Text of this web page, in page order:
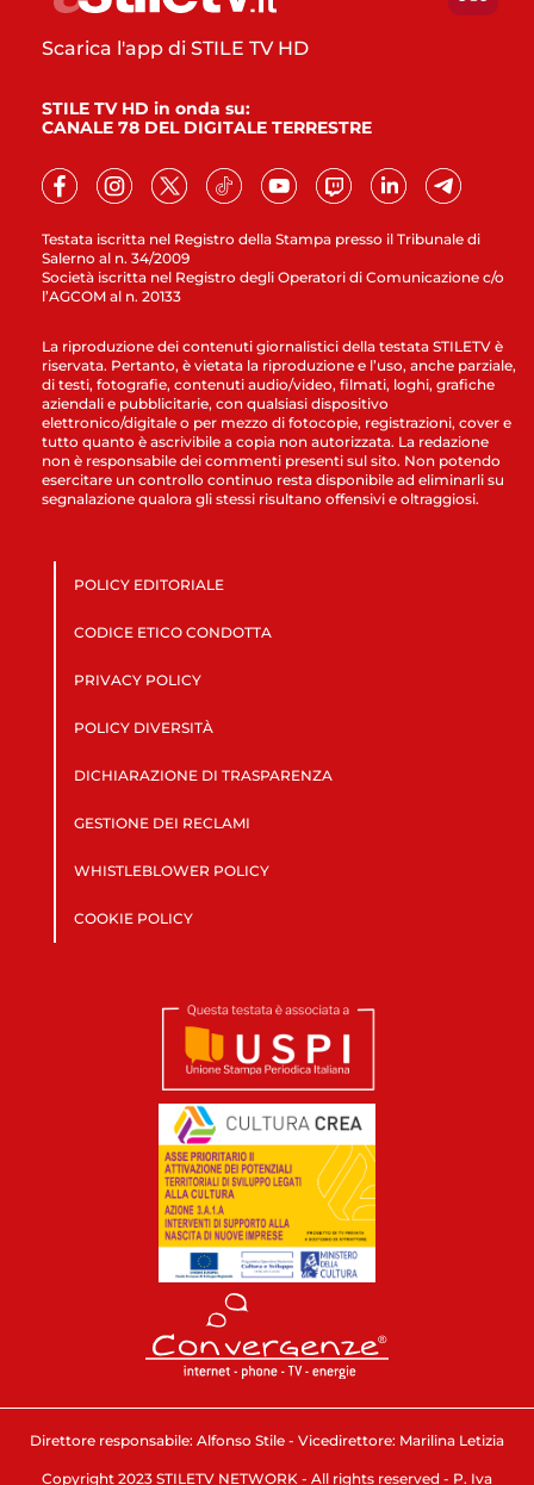
Testata iscritta nel Registro della Stampa presso il Tribunale di
Salerno al n. 34/2009
Società iscritta nel Registro degli Operatori di Comunicazione c/o
l’AGCOM al n. 20133
Scarica l'app di STILE TV HD
STILE TV HD in onda su:
CANALE 78 DEL DIGITALE TERRESTRE
La riproduzione dei contenuti giornalistici della testata STILETV è
riservata. Pertanto, è vietata la riproduzione e l’uso, anche parziale,
di testi, fotografie, contenuti audio/video, filmati, loghi, grafiche
aziendali e pubblicitarie, con qualsiasi dispositivo
elettronico/digitale o per mezzo di fotocopie, registrazioni, cover e
tutto quanto è ascrivibile a copia non autorizzata. La redazione
non è responsabile dei commenti presenti sul sito. Non potendo
esercitare un controllo continuo resta disponibile ad eliminarli su
segnalazione qualora gli stessi risultano offensivi e oltraggiosi.
POLICY EDITORIALE
CODICE ETICO CONDOTTA
PRIVACY POLICY
POLICY DIVERSITÀ
DICHIARAZIONE DI TRASPARENZA
GESTIONE DEI RECLAMI
WHISTLEBLOWER POLICY
COOKIE POLICY
Direttore responsabile: Alfonso Stile - Vicedirettore: Marilina Letizia
Copyright 2023 STILETV NETWORK - All rights reserved - P. Iva